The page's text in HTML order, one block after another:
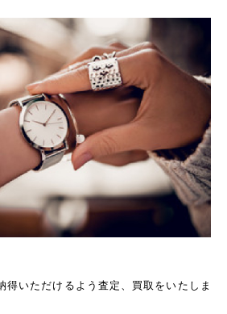
得いただけるよう査定、買取をいたしま